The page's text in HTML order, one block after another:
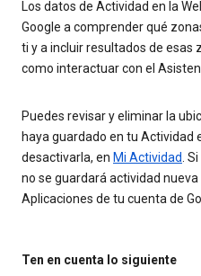
Los datos de Actividad en la
Google a comprender qué
ti y a incluir resultados de esas
como interactuar con el
Puedes revisar y eliminar la
haya guardado en tu Actividad
desactivarla, en Mi Actividad.
no se guardará actividad
Aplicaciones de tu cuenta de
Ten en cuenta lo siguiente